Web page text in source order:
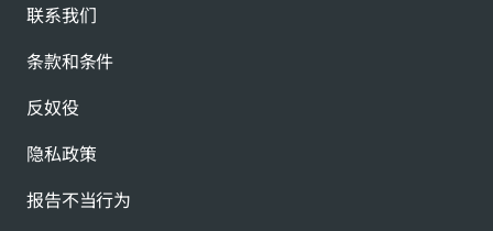
联系我们
条款和条件
反奴役
隐私政策
报告不当行为